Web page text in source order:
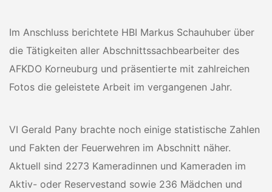
Im Anschluss berichtete HBI Markus Schauhuber über
die Tätigkeiten aller Abschnittssachbearbeiter des
AFKDO Korneuburg und präsentierte mit zahlreichen
Fotos die geleistete Arbeit im vergangenen Jahr.
VI Gerald Pany brachte noch einige statistische Zahlen
und Fakten der Feuerwehren im Abschnitt näher.
Aktuell sind 2273 Kameradinnen und Kameraden im
Aktiv- oder Reservestand sowie 236 Mädchen und